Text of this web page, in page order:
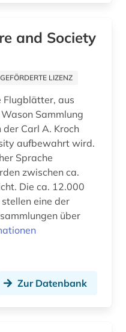
and Society
LIZENZ
Flugblätter, aus
Sammlung
Carl A. Kroch
aufbewahrt wird.
Sprache
zwischen ca.
Die ca. 12.000
eine der
über
Zur Datenbank